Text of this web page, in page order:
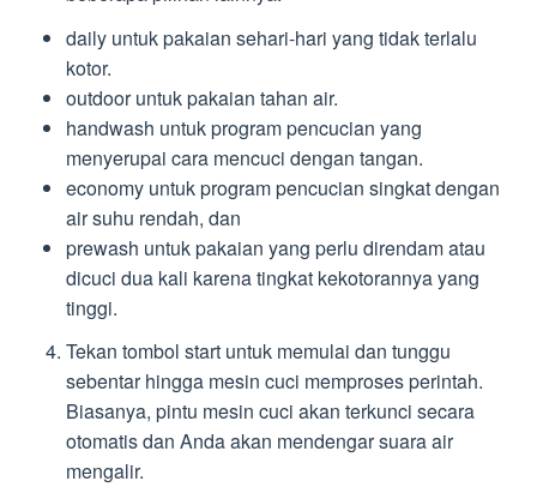
daily untuk pakaian sehari-hari yang tidak terlalu
kotor.
outdoor untuk pakaian tahan air.
handwash untuk program pencucian yang
menyerupai cara mencuci dengan tangan.
economy untuk program pencucian singkat dengan
air suhu rendah, dan
prewash untuk pakaian yang perlu direndam atau
dicuci dua kali karena tingkat kekotorannya yang
tinggi.
Tekan tombol start untuk memulai dan tunggu
sebentar hingga mesin cuci memproses perintah.
Biasanya, pintu mesin cuci akan terkunci secara
otomatis dan Anda akan mendengar suara air
mengalir.